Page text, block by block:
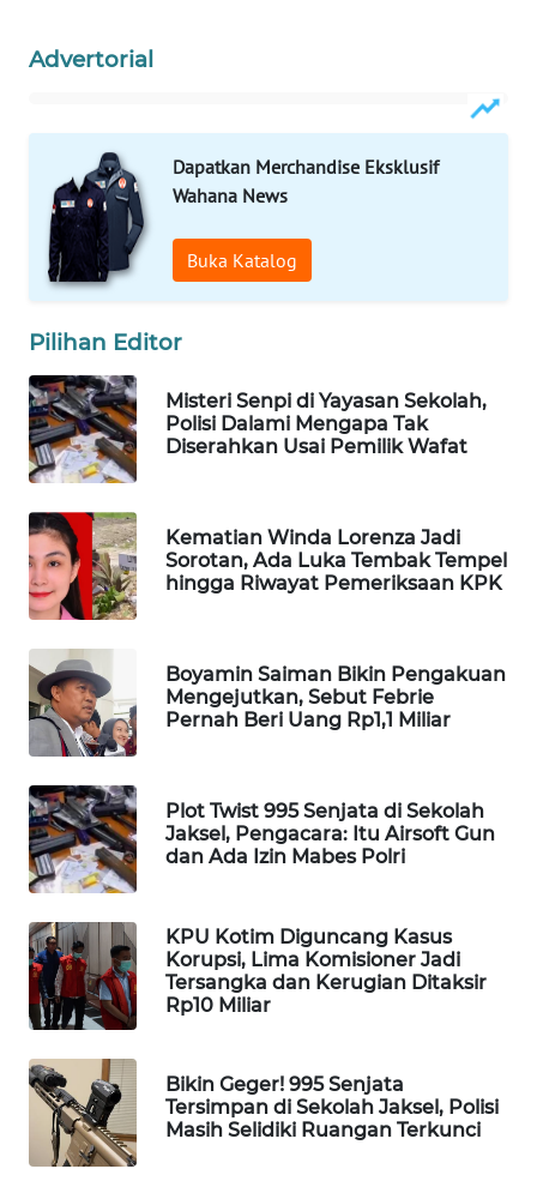
Advertorial
Dapatkan Merchandise Eksklusif
Wahana News
Buka Katalog
Pilihan Editor
Misteri Senpi di Yayasan Sekolah,
Polisi Dalami Mengapa Tak
Diserahkan Usai Pemilik Wafat
Kematian Winda Lorenza Jadi
Sorotan, Ada Luka Tembak Tempel
hingga Riwayat Pemeriksaan KPK
Boyamin Saiman Bikin Pengakuan
Mengejutkan, Sebut Febrie
Pernah Beri Uang Rp1,1 Miliar
Plot Twist 995 Senjata di Sekolah
Jaksel, Pengacara: Itu Airsoft Gun
dan Ada Izin Mabes Polri
KPU Kotim Diguncang Kasus
Korupsi, Lima Komisioner Jadi
Tersangka dan Kerugian Ditaksir
Rp10 Miliar
Bikin Geger! 995 Senjata
Tersimpan di Sekolah Jaksel, Polisi
Masih Selidiki Ruangan Terkunci
WAHANANEWS
WAHANA
SPORT
WAHANA
UMKM
SELEB
WAHANA
PERSONA
OTOMOTIF
WAHANA
HEALTH
WAHANA
DESA
WISATA
LAPAK
WAHANA
Wahana
KONSUMEN
LISTRIK
MASYARAKAT
KELISTRIKAN
WALINKI
ID